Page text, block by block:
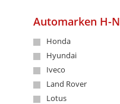
Automarken H-N
Honda
Hyundai
Iveco
Land Rover
Lotus